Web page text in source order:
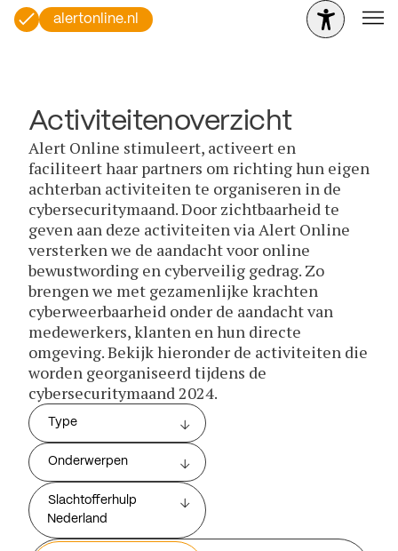
alertonline.nl
Activiteitenoverzicht
Alert Online stimuleert, activeert en
faciliteert haar partners om richting hun eigen
achterban activiteiten te organiseren in de
cybersecuritymaand. Door zichtbaarheid te
geven aan deze activiteiten via Alert Online
versterken we de aandacht voor online
bewustwording en cyberveilig gedrag. Zo
brengen we met gezamenlijke krachten
cyberweerbaarheid onder de aandacht van
medewerkers, klanten en hun directe
omgeving. Bekijk hieronder de activiteiten die
worden georganiseerd tijdens de
cybersecuritymaand 2024.
Type
Onderwerpen
Slachtofferhulp
Nederland